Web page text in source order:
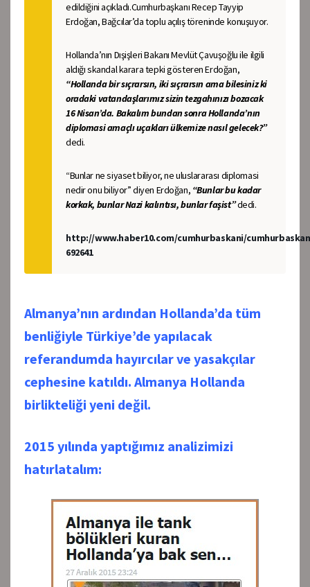
edildiğini açıkladı.Cumhurbaşkanı Recep Tayyip
Erdoğan, Bağcılar’da toplu açılış töreninde konuşuyor.
Hollanda’nın Dışişleri Bakanı Mevlüt Çavuşoğlu ile ilgili
aldığı skandal karara tepki gösteren Erdoğan,
“Hollanda bir sıçrarsın, iki sıçrarsın ama bilesiniz ki
oradaki vatandaşlarımız sizin tezgahınızı bozacak
16 Nisan’da.​ Bakalım bundan sonra Hollanda’nın
diplomasi amaçlı uçakları ülkemize nasıl gelecek?”
dedi.
“Bunlar ne siyaset biliyor, ne uluslararası diplomasi
nedir onu biliyor” diyen Erdoğan, “Bunlar bu kadar
korkak, bunlar Nazi kalıntısı, bunlar faşist”dedi.
http://www.haber10.com/cumhurbaskani/
692641
Almanya’nın ardından Hollanda’da tüm
benliğiyle Türkiye’de yapılacak
referandumda hayırcılar ve yasakçılar
cephesine katıldı. Almanya Hollanda
birlikteliği yeni değil.
2015 yılında yaptığımız analizimizi
hatırlatalım: